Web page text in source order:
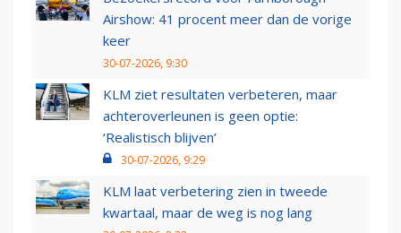
Airshow: 41 procent meer dan de vorige
keer
30-07-2026, 9:30
KLM ziet resultaten verbeteren, maar
achteroverleunen is geen optie:
‘Realistisch blijven’
30-07-2026, 9:29
KLM laat verbetering zien in tweede
kwartaal, maar de weg is nog lang